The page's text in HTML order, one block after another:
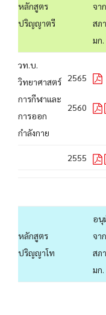
หลักสูตร
ปริญญาตรี
จาก
สภา
มก.
วท.บ.
วิทยาศาสตร์
การกีฬาและ
การออก
กำลังกาย
2565
2560
2555
หลักสูตร
ปริญญาโท
อนุ
จาก
สภา
มก.